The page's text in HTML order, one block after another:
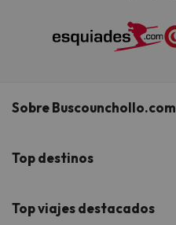
Sobre Buscounchollo.com
¿Quiénes somos?
Buscounchollo en los medios
Top destinos
Hoteles Andalucía
Top viajes destacados